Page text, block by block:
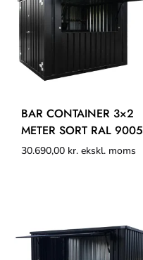
BAR CONTAINER 3×2
METER SORT RAL 9005
30.690,00 kr. ekskl. moms